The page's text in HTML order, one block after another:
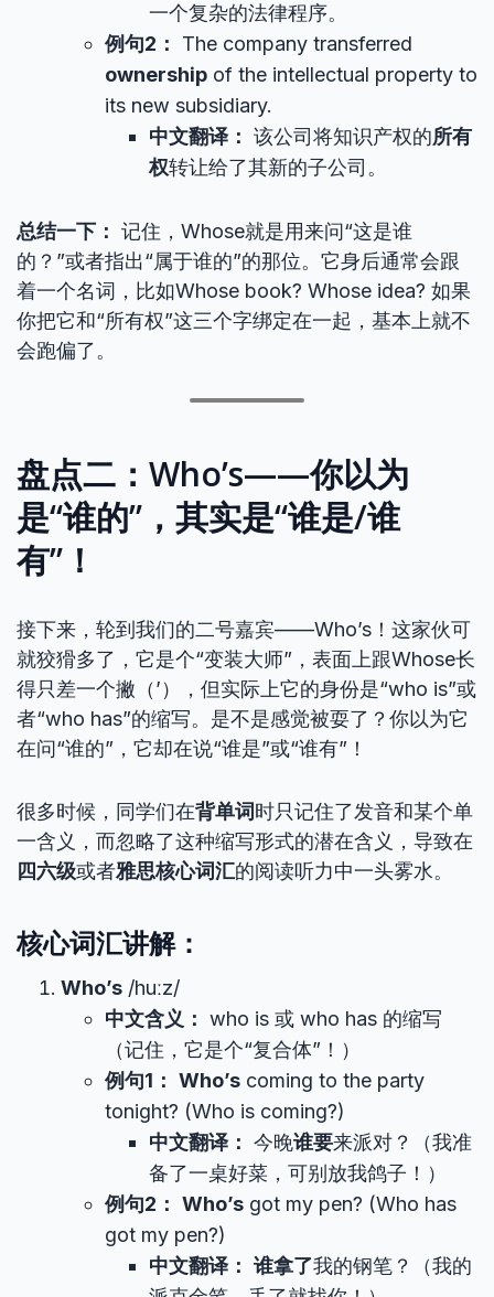
一个复杂的法律程序。
例句2：
The company transferred
ownership of the intellectual property to
its new subsidiary.
中文翻译： 该公司将知识产权的所有
权转让给了其新的子公司。
总结一下： 记住，Whose就是用来问“这是谁
的？”或者指出“属于谁的”的那位。它身后通常会跟
着一个名词，比如Whose book? Whose idea? 如果
你把它和“所有权”这三个字绑定在一起，基本上就不
会跑偏了。
盘点二：Who’s——你以为
是“谁的”，其实是“谁是/谁
有”！
接下来，轮到我们的二号嘉宾——Who’s！这家伙可
就狡猾多了，它是个“变装大师”，表面上跟Whose长
得只差一个撇（’），但实际上它的身份是“who is”或
者“who has”的缩写。是不是感觉被耍了？你以为它
在问“谁的”，它却在说“谁是”或“谁有”！
很多时候，同学们在背单词时只记住了发音和某个单
一含义，而忽略了这种缩写形式的潜在含义，导致在
四六级或者雅思核心词汇的阅读听力中一头雾水。
核心词汇讲解：
Who’s /huːz/
中文含义： who is 或 who has 的缩写
（记住，它是个“复合体”！）
例句1： Who’s coming to the party
tonight? (Who is coming?)
中文翻译： 今晚谁要来派对？（我准
备了一桌好菜，可别放我鸽子！）
例句2： Who’s got my pen? (Who has
got my pen?)
中文翻译： 谁拿了我的钢笔？（我的